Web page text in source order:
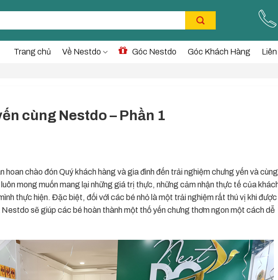
Trang chủ Về Nestdo Góc Nestdo Góc Khách Hàng
cùng Nestdo – Phần 1
hoan chào đón Quý khách hàng và gia đình đến trải nghiệm chưng yến và cùng
mong muốn mang lại những giá trị thực, những cảm nhận thực tế của
thực hiện. Đặc biệt, đối với các bé nhỏ là một trải nghiệm rất thú vị khi được
sẽ giúp các bé hoàn thành một thố yến chưng thơm ngon một cách dễ